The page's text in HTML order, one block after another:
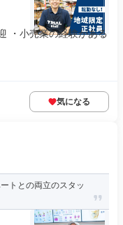
・小売業の経験がある
気になる
トとの両立のスタッ